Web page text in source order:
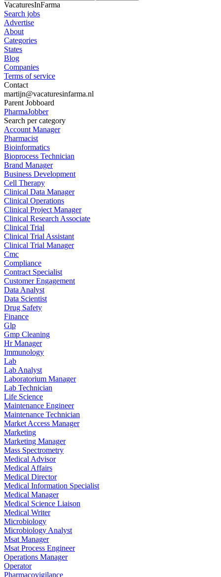
VacaturesInFarma
Search jobs
Advertise
About
Categories
States
Blog
Companies
Terms of service
Contact
martijn@vacaturesinfarma.nl
Parent Jobboard
PharmaJobber
Search per category
Account Manager
Pharmacist
Bioinformatics
Bioprocess Technician
Brand Manager
Business Development
Cell Therapy
Clinical Data Manager
Clinical Operations
Clinical Project Manager
Clinical Research Associate
Clinical Trial
Clinical Trial Assistant
Clinical Trial Manager
Cmc
Compliance
Contract Specialist
Customer Engagement
Data Analyst
Data Scientist
Drug Safety
Finance
Glp
Gmp Cleaning
Hr Manager
Immunology
Lab
Lab Analyst
Laboratorium Manager
Lab Technician
Life Science
Maintenance Engineer
Maintenance Technician
Market Access Manager
Marketing
Marketing Manager
Mass Spectrometry
Medical Advisor
Medical Affairs
Medical Director
Medical Information Specialist
Medical Manager
Medical Science Liaison
Medical Writer
Microbiology
Microbiology Analyst
Msat Manager
Msat Process Engineer
Operations Manager
Operator
Pharmacovigilance